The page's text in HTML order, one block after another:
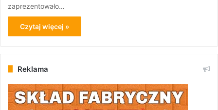
zaprezentowało…
Czytaj więcej »
Reklama